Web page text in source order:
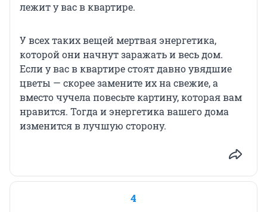
лежит у вас в квартире.
У всех таких вещей мертвая энергетика,
которой они начнут заражать и весь дом.
Если у вас в квартире стоят давно увядшие
цветы — скорее замените их на свежие, а
вместо чучела повесьте картину, которая вам
нравится. Тогда и энергетика вашего дома
изменится в лучшую сторону.
4